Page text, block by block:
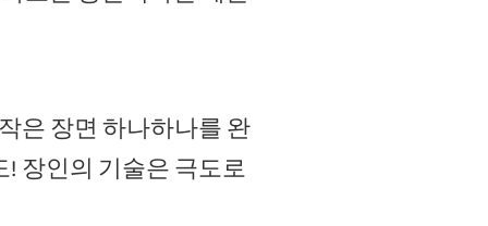
은 장면 하나하나를 완
장인의 기술은 극도로